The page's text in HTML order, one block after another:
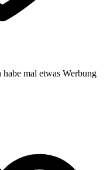
mal etwas Werbung